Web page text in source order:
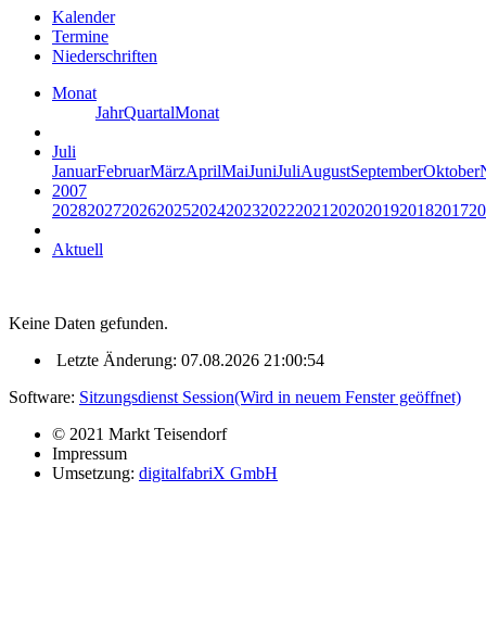
Kalender
Termine
Niederschriften
Monat
JahrQuartalMonat
Juli
JanuarFebruarMärzAprilMaiJuniJuliAugustSeptemberOktober
2007
20282027202620252024202320222021 2020201920182017
Aktuell
Keine Daten gefunden.
Letzte Änderung: 07.08.2026 21:00:54
Software: Sitzungsdienst Session(Wird in neuem Fenster geöffnet)
© 2021 Markt Teisendorf
Impressum
Umsetzung: digitalfabriX GmbH